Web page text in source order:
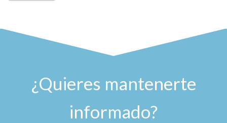
¿Quieres mantenerte
informado?